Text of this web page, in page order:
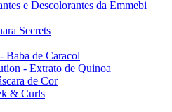
e Descolorantes da Emmebi
Secrets
Baba de Caracol
- Extrato de Quinoa
de Cor
& Curls